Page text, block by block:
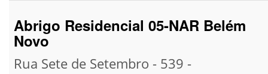
Abrigo Residencial 05-NAR Belém
Novo
Rua Sete de Setembro - 539 -